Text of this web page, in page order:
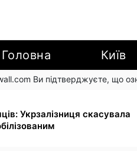
Головна Київ
Ви підтверджуєте, що
відновлять
Укрзалізниця скасувала